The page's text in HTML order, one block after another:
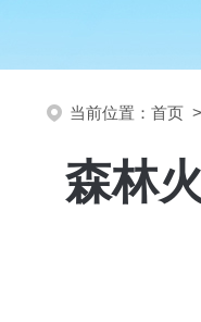
当前位置： 首页 >
森林